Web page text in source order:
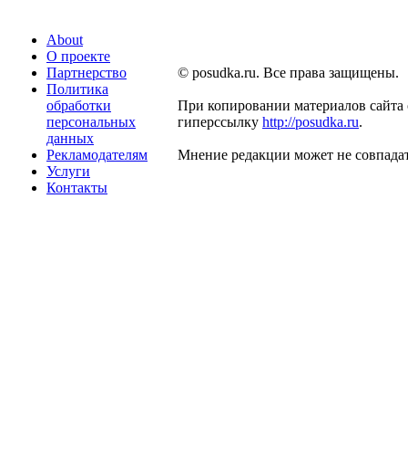
About
О проекте
Партнерство
Политика
обработки
персональных
данных
Рекламодателям
Услуги
Контакты
© posudka.ru. Все права защищены.
При копировании материалов сайта
гиперссылку http://posudka.ru.
Мнение редакции может не